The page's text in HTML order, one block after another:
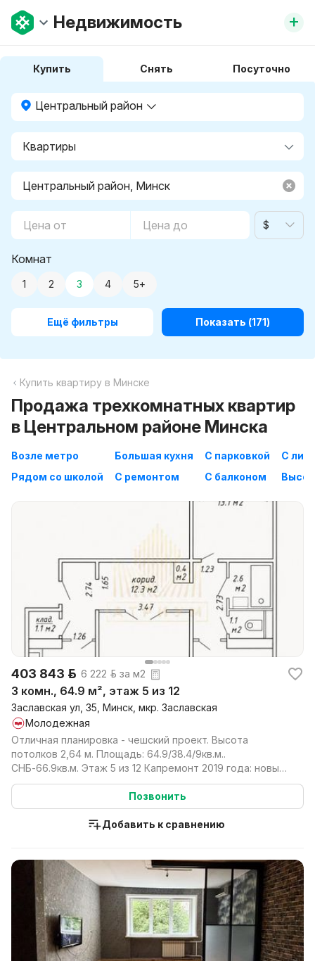
Недвижимость +
Купить Снять Посуточно
Центральный район
$
Комнат
1 2 3 4 5+
Ещё фильтры Показать (171)
Купить квартиру в Минске
Продажа трехкомнатных квартир
в Центральном районе Минска
Возле метро
Рядом со школой
Большая кухня
С ремонтом
С парковкой
С балконом
С
403 843 р. 6 222 р. за м2
3 комн., 64.9 м², этаж 5 из 12
Заславская ул, 35, Минск, мкр. Заславская
Молодежная
Отличная планировка - чешский проект. Высота
потолков 2,64 м. Площадь: 64.9/38.4/9кв.м..
СНБ-66.9кв.м. Этаж 5 из 12 Капремонт 2019 года: новые
лифты, ...
Позвонить
Добавить к сравнению